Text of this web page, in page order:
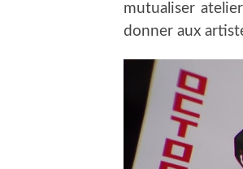
mutualiser
donner aux